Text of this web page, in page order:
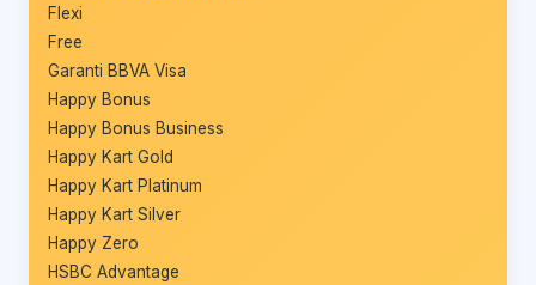
Flexi
Free
Garanti BBVA Visa
Happy Bonus
Happy Bonus Business
Happy Kart Gold
Happy Kart Platinum
Happy Kart Silver
Happy Zero
HSBC Advantage